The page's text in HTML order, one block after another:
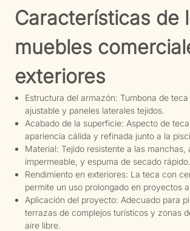
Características de
muebles
exteriores
Estructura del armazón: Tumbona de
ajustable y paneles laterales tejidos.
Acabado de la superficie: Aspecto de
apariencia cálida y refinada junto a la
Material: Tejido resistente a las manchas,
impermeable, y espuma de secado rápido.
Rendimiento en exteriores: La teca con
permite un uso prolongado en proyectos
Aplicación del proyecto: Adecuado para
terrazas de complejos turísticos y zonas
aire libre.